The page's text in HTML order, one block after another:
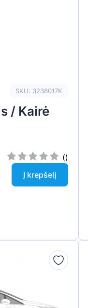
SKU: 3238017K
/ Kairė
()
Į krepšelį